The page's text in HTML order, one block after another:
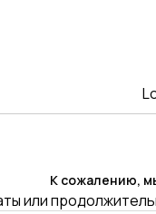
К сожалению,
или